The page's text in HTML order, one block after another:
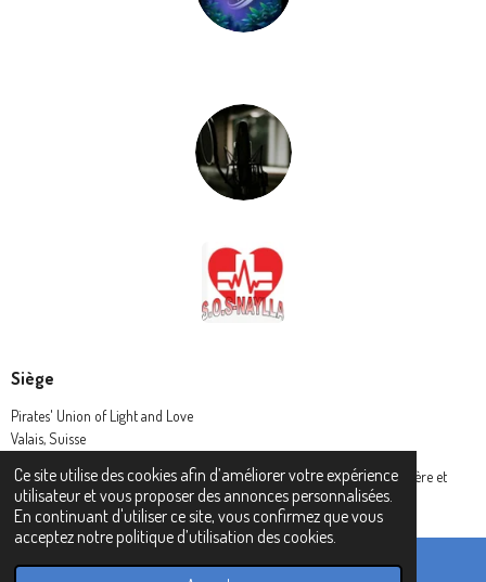
Ce site utilise des cookies afin d’améliorer votre expérience
utilisateur et vous proposer des annonces personnalisées.
En continuant d'utiliser ce site, vous confirmez que vous
acceptez notre politique d’utilisation des cookies.
Siège
Pirates' Union of Light and Love
Valais, Suisse
© 2024 Pirates' Union of Light and Love - L' Union des Pirates de lumière et
amour (P.U.L.L.)